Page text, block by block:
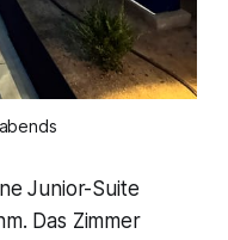
Junior-Suite
Das Zimmer